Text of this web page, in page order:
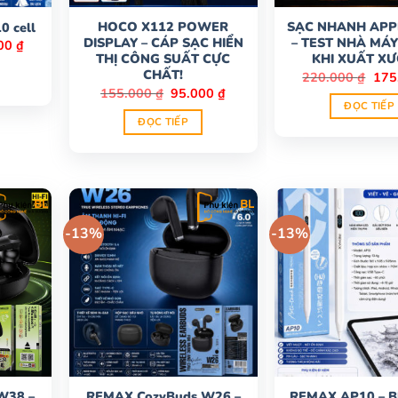
cell
₫.
₫Giá
hiện
HOCO X112 POWER
DISPLAY – CÁP SẠC HIỂN
THỊ CÔNG SUẤT CỰC
CHẤT!
155.000₫ Giá
gốc
là:
155.000 ₫.
95.000₫Giá
ĐỌC TIẾP
SẠC NHANH
– TEST NHÀ
KHI XUẤT
220.000₫ Giá
là:
ĐỌC TIẾP
-13% -13%